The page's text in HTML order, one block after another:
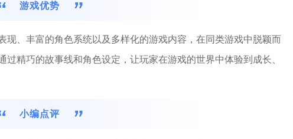
游戏优势
现、丰富的角色系统以及多样化的游戏内容，在同类游戏中脱颖而
精巧的故事线和角色设定，让玩家在游戏的世界中体验到成长、
小编点评